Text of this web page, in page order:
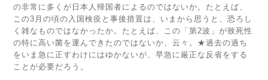
の非常に多くが日本人帰国者によるのではないか。たとえば、
この3月の頃の入国検疫と事後措置は、いまから思うと、恐ろし
く雑なものではなかったか。たとえば、この「第2波」が致死性
の特に高い菌を運んできたのではないか、云々。★過去の過ち
をいま急に正すわけにはゆかないが、早急に厳正な反省をする
ことが必要だろう。